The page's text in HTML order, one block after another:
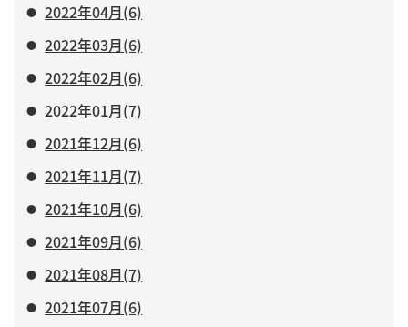
2022年04月(6)
2022年03月(6)
2022年02月(6)
2022年01月(7)
2021年12月(6)
2021年11月(7)
2021年10月(6)
2021年09月(6)
2021年08月(7)
2021年07月(6)